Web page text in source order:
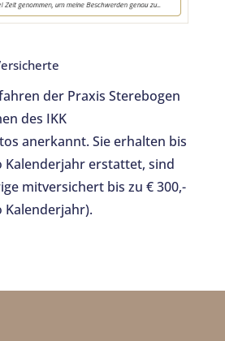
der Praxis Sterebogen
des IKK
anerkannt. Sie erhalten bis
Kalenderjahr erstattet, sind
mitversichert bis zu € 300,-